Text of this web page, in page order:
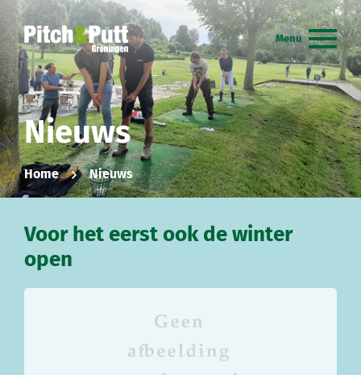
Nieuws
Home Nieuws
Voor het eerst ook de winter
open